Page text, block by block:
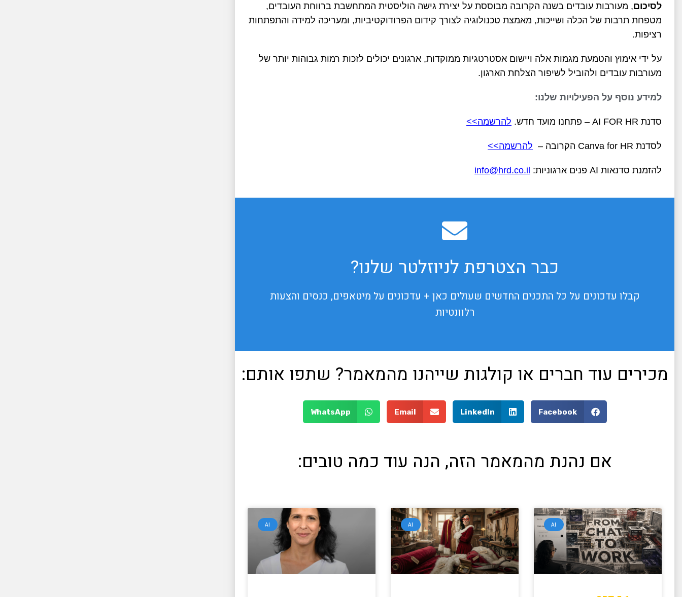
לסיכום, מעורבות עובדים בשנה הקרובה מבוססת על יצירת גישה הוליסטית המתחשבת ברווחת העובדים,
מטפחת תרבות של הכלה ושייכות, מאמצת טכנולוגיה לצורך קידום הפרודוקטיביות, ומעריכה למידה והתפתחות
רציפות.
על ידי אימוץ והטמעת מגמות אלה ויישום אסטרטגיות ממוקדות, ארגונים יכולים לזכות רמות גבוהות יותר של
מעורבות עובדים ולהוביל לשיפור הצלחת הארגון.
למידע נוסף על הפעילויות שלנו:
סדנת AI FOR HR – פתחנו מועד חדש. להרשמה>>
לסדנת Canva for HR הקרובה – להרשמה>>
להזמנת סדנאות AI פנים ארגוניות: info@hrd.co.il
כבר הצטרפת לניוזלטר שלנו?
קבלו עדכונים על כל התכנים החדשים שעולים כאן + עדכונים על מיטאפים, כנסים והצעות
רלוונטיות
מכירים עוד חברים או קולגות שייהנו מהמאמר? שתפו אותם:
Facebook
LinkedIn
Email
WhatsApp
אם נהנת מהמאמר הזה, הנה עוד כמה טובים:
AI
AI
AI